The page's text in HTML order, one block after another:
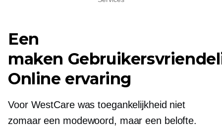
Een
maken
Online ervaring
Voor WestCare was toegankelijkheid niet
zomaar een modewoord, maar een belofte.